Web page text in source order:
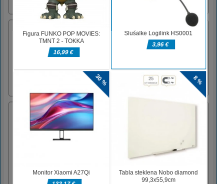
Geometry Fresh
Trenirajte svoje matematične sposobnosti! V
60 sekundah dajte čim več pravilnih
odgovorov. Postopkovno ustvarjanje situacij
igre Podprte so seštevanje, odštevanje in
množenje Neskončno predvajanjeDotaknite se
Ustreli svojo nočno moro: Zbudi se
Strinjali ste se s sodelovanjem v poskusu
nadzora sanj. Vaše sanje so nočne more, vsako
noč. Edini način, da ustavite svoje nočne
more, je, da se z njimi soočite. Iščite namige,
borite se s sovražniki in končajte eksperiment
...Miška 1 Fire Mouse 2 Aim Block WSAD
Hoja Left Shift [...]